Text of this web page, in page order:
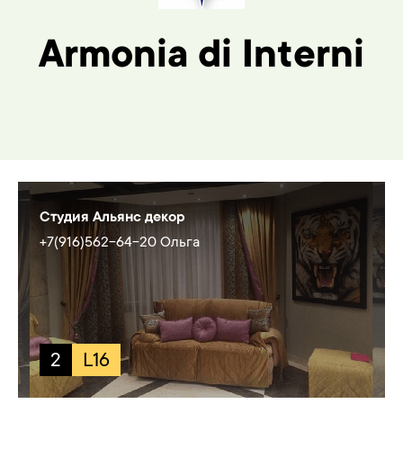
Armonia di Interni
Студия Альянс декор
+7(916)562-64-20 Ольга
2 L16